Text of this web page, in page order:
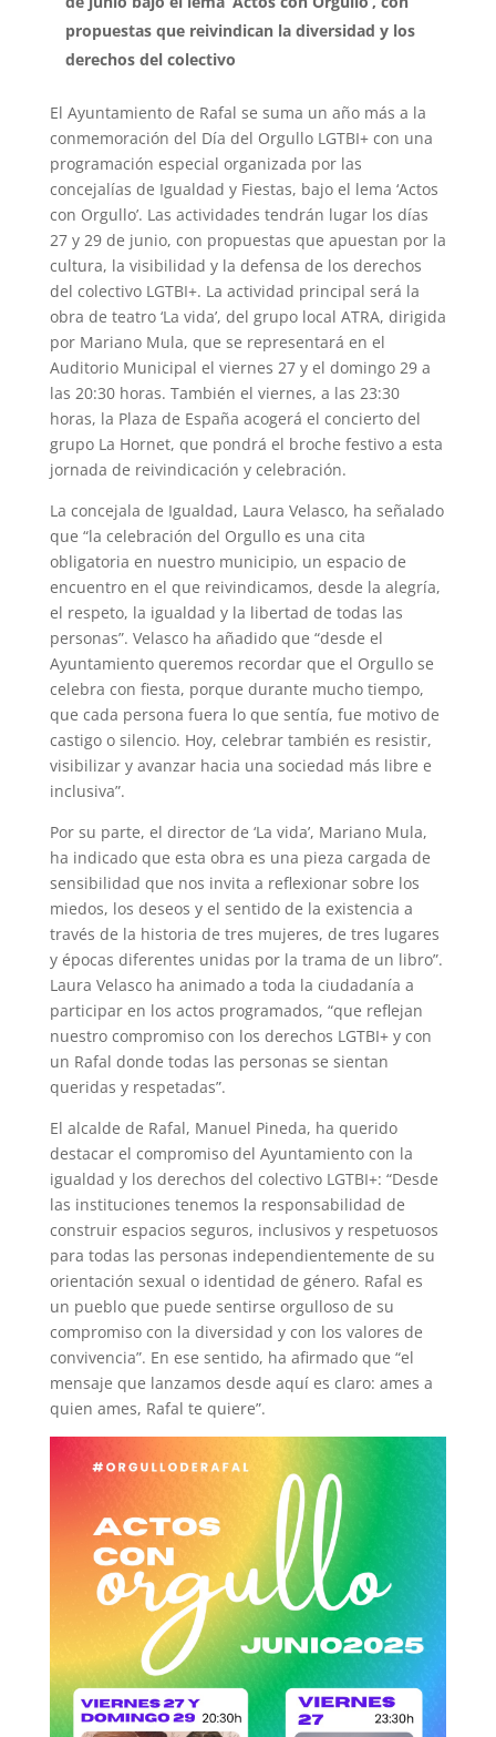
propuestas que reivindican la diversidad y los
derechos del colectivo
El Ayuntamiento de Rafal se suma un año más a la
conmemoración del Día del Orgullo LGTBI+ con una
programación especial organizada por las
concejalías de Igualdad y Fiestas, bajo el lema ‘Actos
con Orgullo’. Las actividades tendrán lugar los días
27 y 29 de junio, con propuestas que apuestan por la
cultura, la visibilidad y la defensa de los derechos
del colectivo LGTBI+. La actividad principal será la
obra de teatro ‘La vida’, del grupo local ATRA, dirigida
por Mariano Mula, que se representará en el
Auditorio Municipal el viernes 27 y el domingo 29 a
las 20:30 horas. También el viernes, a las 23:30
horas, la Plaza de España acogerá el concierto del
grupo La Hornet, que pondrá el broche festivo a esta
jornada de reivindicación y celebración.
La concejala de Igualdad, Laura Velasco, ha señalado
que “la celebración del Orgullo es una cita
obligatoria en nuestro municipio, un espacio de
encuentro en el que reivindicamos, desde la alegría,
el respeto, la igualdad y la libertad de todas las
personas”. Velasco ha añadido que “desde el
Ayuntamiento queremos recordar que el Orgullo se
celebra con fiesta, porque durante mucho tiempo,
que cada persona fuera lo que sentía, fue motivo de
castigo o silencio. Hoy, celebrar también es resistir,
visibilizar y avanzar hacia una sociedad más libre e
inclusiva”.
Por su parte, el director de ‘La vida’, Mariano Mula,
ha indicado que esta obra es una pieza cargada de
sensibilidad que nos invita a reflexionar sobre los
miedos, los deseos y el sentido de la existencia a
través de la historia de tres mujeres, de tres lugares
y épocas diferentes unidas por la trama de un libro”.
Laura Velasco ha animado a toda la ciudadanía a
participar en los actos programados, “que reflejan
nuestro compromiso con los derechos LGTBI+ y con
un Rafal donde todas las personas se sientan
queridas y respetadas”.
El alcalde de Rafal, Manuel Pineda, ha querido
destacar el compromiso del Ayuntamiento con la
igualdad y los derechos del colectivo LGTBI+: “Desde
las instituciones tenemos la responsabilidad de
construir espacios seguros, inclusivos y respetuosos
para todas las personas independientemente de su
orientación sexual o identidad de género. Rafal es
un pueblo que puede sentirse orgulloso de su
compromiso con la diversidad y con los valores de
convivencia”. En ese sentido, ha afirmado que “el
mensaje que lanzamos desde aquí es claro: ames a
quien ames, Rafal te quiere”.